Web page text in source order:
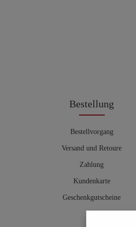
Bestellung
Bestellvorgang
Versand und Retoure
Zahlung
Kundenkarte
Geschenkgutscheine